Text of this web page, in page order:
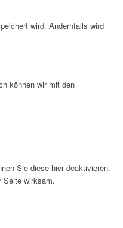
wird. Andernfalls wird
können wir mit den
Sie diese hier deaktivieren.
Seite wirksam.